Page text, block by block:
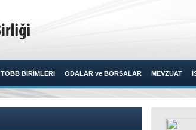
TOBB BİRİMLERİ ODALAR ve BORSALAR MEVZUAT